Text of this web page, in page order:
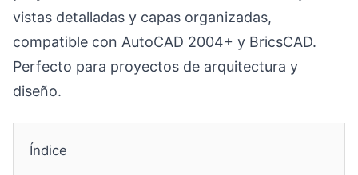
vistas detalladas y capas organizadas,
compatible con AutoCAD 2004+ y BricsCAD.
Perfecto para proyectos de arquitectura y
diseño.
Índice